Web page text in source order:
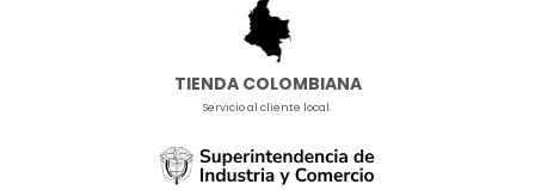
TIENDA COLOMBIANA
Servicio al cliente local.